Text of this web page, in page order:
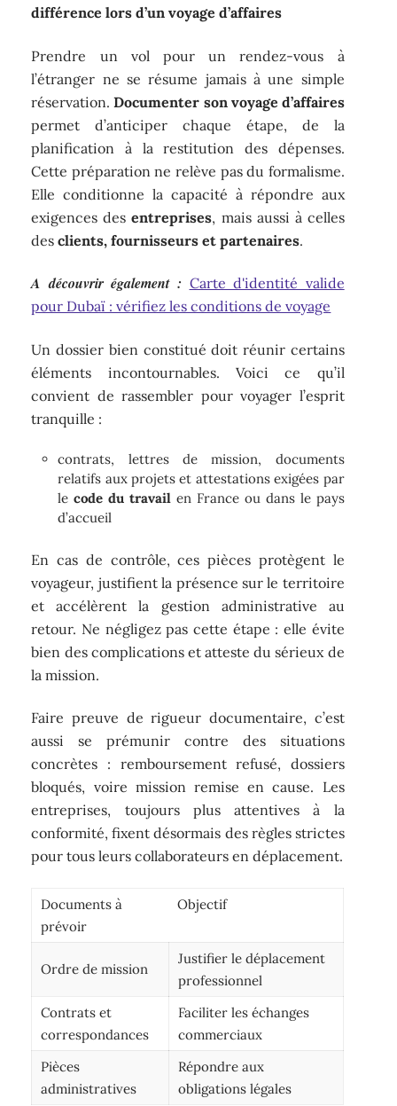
différence lors d’un voyage d’affaires
Prendre un vol pour un rendez-vous à
l’étranger ne se résume jamais à une simple
réservation.Documenter son voyage d’affaires
permet d’anticiper chaque étape, de la
planification à la restitution des dépenses.
Cette préparation ne relève pas du formalisme.
Elle conditionne la capacité à répondre aux
exigences desentreprises, mais aussi à celles
desclients, fournisseurs et partenaires.
A découvrir également : Carte d'identité valide
pour Dubaï : vérifiez les conditions de voyage
Un dossier bien constitué doit réunir certains
éléments incontournables. Voici ce qu’il
convient de rassembler pour voyager l’esprit
tranquille :
contrats, lettres de mission, documents
relatifs aux projets et attestations exigées par
lecode du travail en France ou dans le pays
d’accueil
En cas de contrôle, ces pièces protègent le
voyageur, justifient la présence sur le territoire
et accélèrent la gestion administrative au
retour. Ne négligez pas cette étape : elle évite
bien des complications et atteste du sérieux de
la mission.
Faire preuve de rigueur documentaire, c’est
aussi se prémunir contre des situations
concrètes : remboursement refusé, dossiers
bloqués, voire mission remise en cause. Les
entreprises, toujours plus attentives à la
conformité, fixent désormais des règles strictes
pour tous leurs collaborateurs en déplacement.
Documents à
prévoir
Objectif
Ordre de mission
Justifier le déplacement
professionnel
Contrats et
correspondances
Faciliter les échanges
commerciaux
Pièces
administratives
Répondre aux
obligations légales